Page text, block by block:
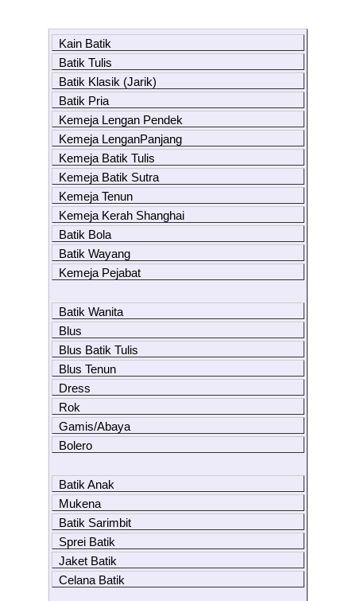
Kain Batik
Batik Tulis
Batik Klasik (Jarik)
Batik Pria
Kemeja Lengan Pendek
Kemeja LenganPanjang
Kemeja Batik Tulis
Kemeja Batik Sutra
Kemeja Tenun
Kemeja Kerah Shanghai
Batik Bola
Batik Wayang
Kemeja Pejabat
Batik Wanita
Blus
Blus Batik Tulis
Blus Tenun
Dress
Rok
Gamis/Abaya
Bolero
Batik Anak
Mukena
Batik Sarimbit
Sprei Batik
Jaket Batik
Celana Batik